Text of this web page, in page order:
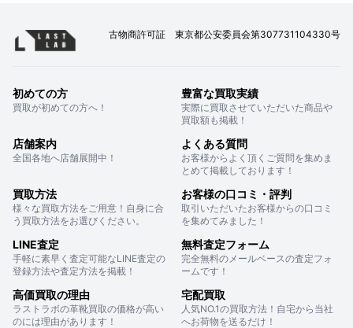
古物商許可証 東京都公安委員会第307731104330号
初めての方
買取が初めての方へ！
豊富な買取実績
実際に買取させていただいた商品や
買取額も掲載！
店舗案内
全国各地へ店舗展開中！
よくある質問
お客様からよく頂くご質問を集めま
とめて掲載しております！
買取方法
様々な買取方法をご用意！自身に合
う買取方法をお選びください。
お客様の口コミ・評判
取引いただいたお客様からの口コミ
を集めてみました！
LINE査定
手軽に素早く査定可能なLINE査定の
登録方法や査定方法を掲載！
無料査定フォーム
完全無料のメールベースの査定フォ
ームです！
高価買取の理由
ラストラボの革靴買取の価格が高い
のには理由があります！
宅配買取
人気NO.1の買取方法！自宅から当社
へお荷物を送るだけ！